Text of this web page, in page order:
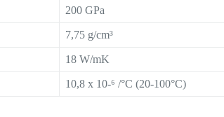
200 GPa
7,75 g/cm³
18 W/mK
10,8 x 10-⁶ /°C (20-100°C)